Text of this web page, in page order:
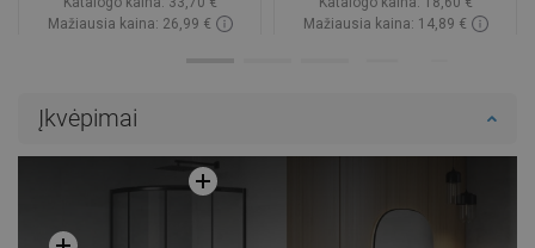
Mažiausia kaina: 26,99 €
Mažiausia kaina: 14,89 €
Įkvėpimai